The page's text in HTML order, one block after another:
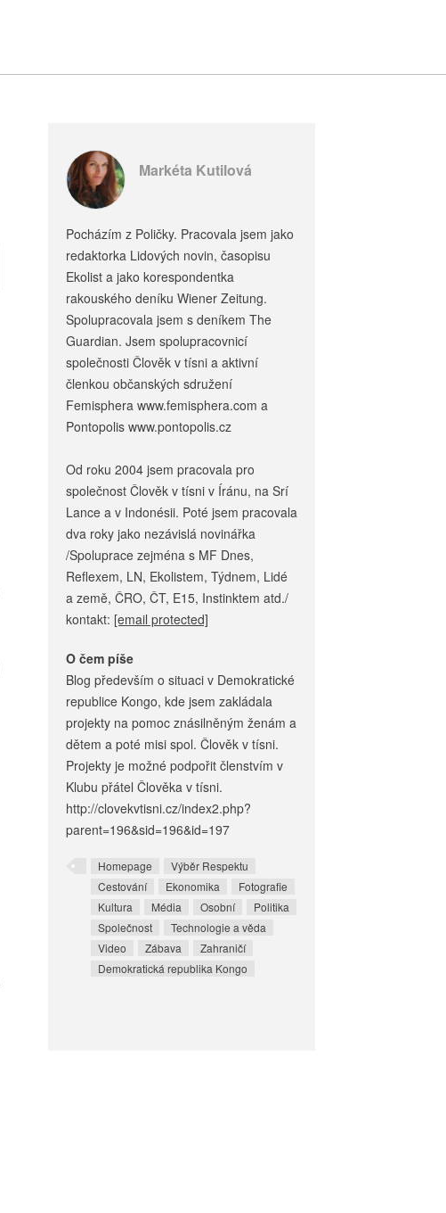
Markéta Kutilová
Pocházím z Poličky. Pracovala jsem jako
redaktorka Lidových novin, časopisu
Ekolist a jako korespondentka
rakouského deníku Wiener Zeitung.
Spolupracovala jsem s deníkem The
Guardian. Jsem spolupracovnicí
společnosti Člověk v tísni a aktivní
členkou občanských sdružení
Femisphera www.femisphera.com a
Pontopolis www.pontopolis.cz
Od roku 2004 jsem pracovala pro
společnost Člověk v tísni v Íránu, na Srí
Lance a v Indonésii. Poté jsem pracovala
dva roky jako nezávislá novinářka
/Spoluprace zejména s MF Dnes,
Reflexem, LN, Ekolistem, Týdnem, Lidé
a země, ČRO, ČT, E15, Instinktem atd./
kontakt: [email protected]
O čem píše
Blog především o situaci v Demokratické
republice Kongo, kde jsem zakládala
projekty na pomoc znásilněným ženám a
dětem a poté misi spol. Člověk v tísni.
Projekty je možné podpořit členstvím v
Klubu přátel Člověka v tísni.
http://clovekvtisni.cz/index2.php?
parent=196&sid=196&id=197
Homepage
Výběr Respektu
Cestování
Ekonomika
Fotografie
Kultura
Média Osobní
Politika
Společnost
Technologie a věda
Video
Zábava
Zahraničí
Demokratická republika Kongo